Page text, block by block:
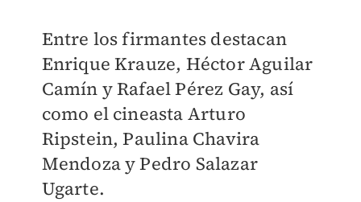
Entre los firmantes destacan
Enrique Krauze, Héctor Aguilar
Camín y Rafael Pérez Gay, así
como el cineasta Arturo
Ripstein, Paulina Chavira
Mendoza y Pedro Salazar
Ugarte.